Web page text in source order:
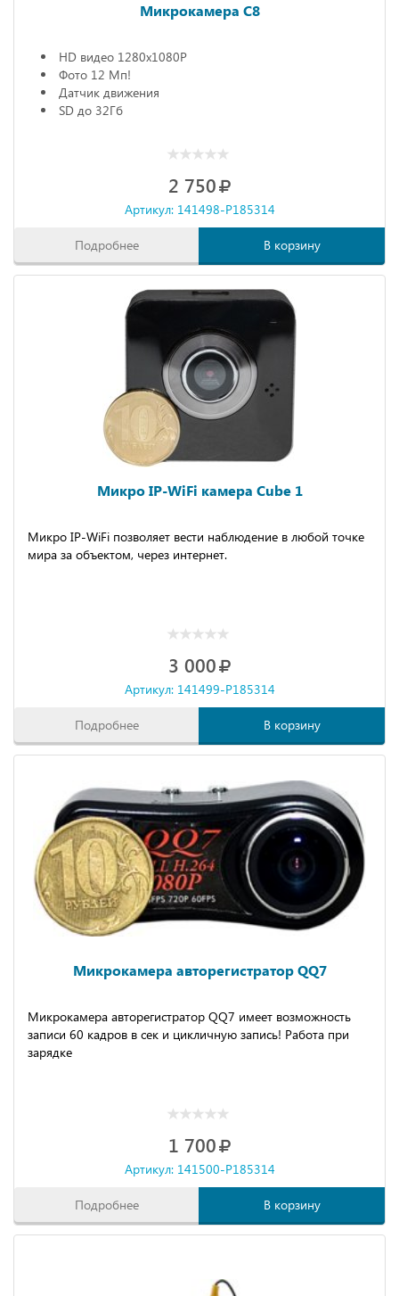
Микрокамера С8
HD видео 1280х1080P
Фото 12 Мп!
Датчик движения
SD до 32Гб
2 750
Артикул: 141498-P185314
Подробнее В корзину
Микро IP-WiFi камера Cube 1
Микро IP-WiFi позволяет вести наблюдение в любой точке
мира за объектом, через интернет.
3 000
Артикул: 141499-P185314
Подробнее В корзину
Микрокамера авторегистратор QQ7
Микрокамера авторегистратор QQ7 имеет возможность
записи 60 кадров в сек и цикличную запись! Работа при
зарядке
1 700
Артикул: 141500-P185314
Подробнее В корзину